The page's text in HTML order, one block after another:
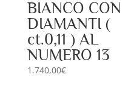
BIANCO CON
DIAMANTI (
ct.0,11 ) AL
NUMERO 13
1.740,00€